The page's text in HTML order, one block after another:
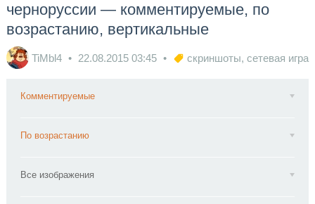
черноруссии — комментируемые, по
возрастанию, вертикальные
TiMbl4 22.08.2015 03:45 скриншоты, сетевая игра
Комментируемые
По возрастанию
Все изображения